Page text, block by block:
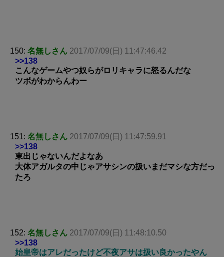
150: 名無しさん 2017/07/09(日) 11:47:46.42
>>138
こんなゲームやつ奴らがロリキャラに怒るんだな
ツボがわからんわー
151: 名無しさん 2017/07/09(日) 11:47:59.91
>>138
東出じゃないんだよなあ
大体アガルタの中じゃアサシンの扱いまだマシな方だっ
たろ
152: 名無しさん 2017/07/09(日) 11:48:10.50
>>138
始皇帝はアレだったけど不夜アサは扱い良かったやん